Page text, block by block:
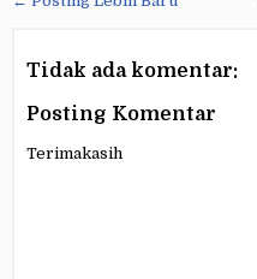
Tidak ada komentar:
Posting Komentar
Terimakasih